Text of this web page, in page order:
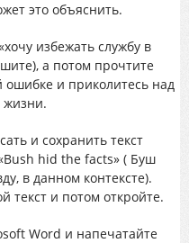
это объяснить.
избежать службу в
а потом прочтите
и приколитесь над
жизни.
и сохранить текст
hid the facts» ( Буш
в данном контексте).
текст и потом откройте.
Word и напечатайте